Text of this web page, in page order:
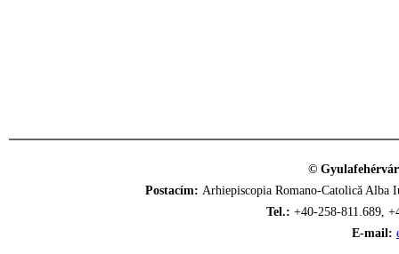
©
Postacím: Arhiepiscopia Romano-Catolică
Tel.: +40-258-811.689,
E-mail: